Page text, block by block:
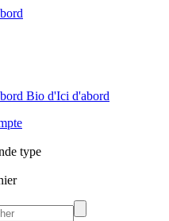
Bio d'Ici d'abord
type